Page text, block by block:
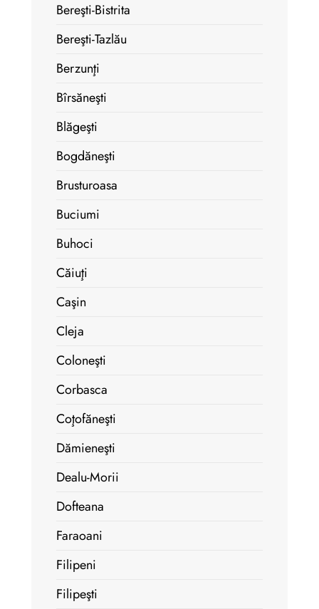
Bereşti-Bistrita
Bereşti-Tazlău
Berzunţi
Bîrsăneşti
Blăgeşti
Bogdăneşti
Brusturoasa
Buciumi
Buhoci
Căiuţi
Caşin
Cleja
Coloneşti
Corbasca
Coţofăneşti
Dămieneşti
Dealu-Morii
Dofteana
Faraoani
Filipeni
Filipeşti